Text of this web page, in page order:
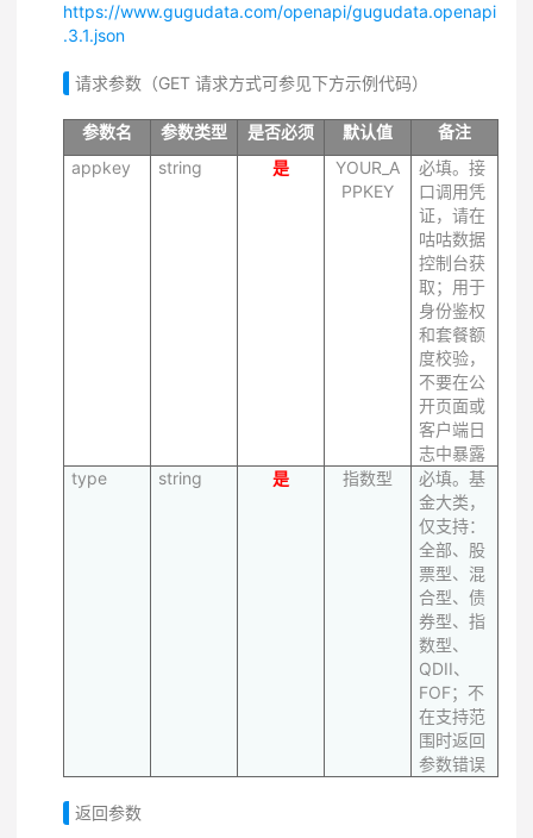
https://www.gugudata.com/openapi/gugudata.openapi
.3.1.json
请求参数（GET 请求方式可参见下方示例代码）
参数名 参数类型 是否必须 默认值
备注
appkey
string 是
YOUR_A
PPKEY
必填。接
口调用凭
证，请在
咕咕数据
控制台获
取；用于
身份鉴权
和套餐额
度校验，
不要在公
开页面或
客户端日
志中暴露
type
string 是 指数型
必填。基
金大类，
仅支持：
全部、股
票型、混
合型、债
券型、指
数型、
QDII、
FOF；不
在支持范
围时返回
参数错误
返回参数